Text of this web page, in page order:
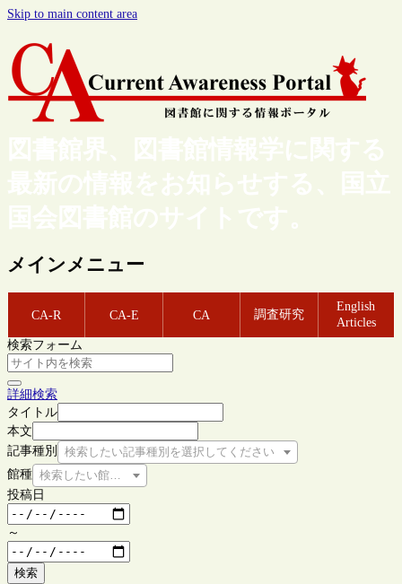
Skip to main content area
図書館界、図書館情報学に関する
最新の情報をお知らせする、国立
国会図書館のサイトです。
メインメニュー
CA-R CA-E CA 調査研究
English
Articles
検索フォーム
詳細検索
タイトル
本文
記事種別
検索したい記事種別を選択してください
館種 検索したい館種を選択してください
投稿日
～
検索